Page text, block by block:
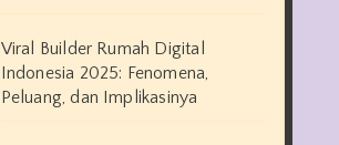
Viral Builder Rumah Digital
Indonesia 2025: Fenomena,
Peluang, dan Implikasinya